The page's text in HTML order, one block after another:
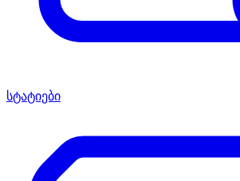
სტატიები